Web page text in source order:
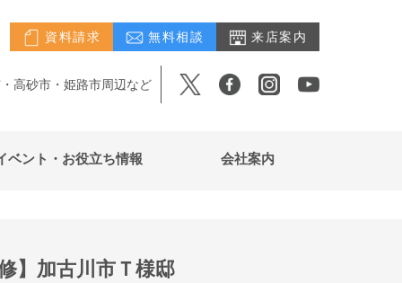
資料請求 無料相談 来店案内
高砂市・姫路市周辺など
ベント・お役立ち情報 会社案内
】加古川市Ｔ様邸